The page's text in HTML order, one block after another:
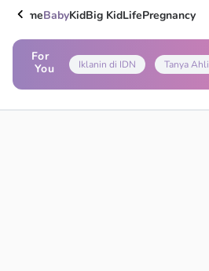
HomeBabyKidBig KidLifePregnancy
For
You
Iklanin di IDN Tanya Ahli